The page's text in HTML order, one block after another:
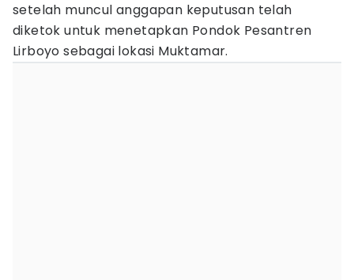
setelah muncul anggapan keputusan telah
diketok untuk menetapkan Pondok Pesantren
Lirboyo sebagai lokasi Muktamar.